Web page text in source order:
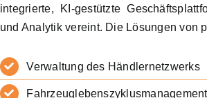
integrierte, KI-gestützte
und Analytik vereint. Die Lösungen von
Verwaltung des Händlernetzwerks
Fahrzeuglebenszyklusmanagement